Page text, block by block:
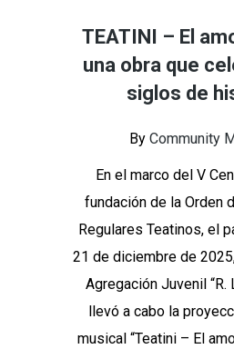
TEATINI – El
una obra que
siglos de
By Community
En el marco del V
fundación de la Orden
Regulares Teatinos, el
21 de diciembre de
Agregación Juvenil “R.
llevó a cabo la
musical “Teatini – El